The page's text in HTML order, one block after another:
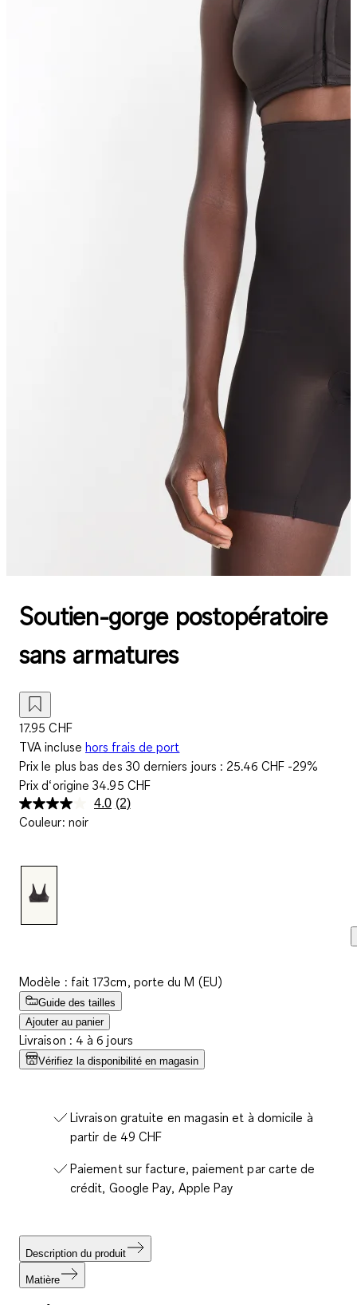
Soutien-gorge postopératoire
sans armatures
17.95 CHF
TVA incluse hors frais de port
Prix le plus bas des 30 derniers jours : 25.46 CHF -29%
Prix d‘origine34.95 CHF
4.0 Lire
(2)
Couleur: noir
Modèle : fait 173cm, porte du M (EU)
Guide des tailles
Ajouter au panier
Livraison : 4 à 6 jours
Vérifiez la disponibilité en magasin
Livraison gratuite en magasin et à domicile à
partir de 49 CHF
Paiement sur facture, paiement par carte de
crédit, Google Pay, Apple Pay
Description du produit
Matière